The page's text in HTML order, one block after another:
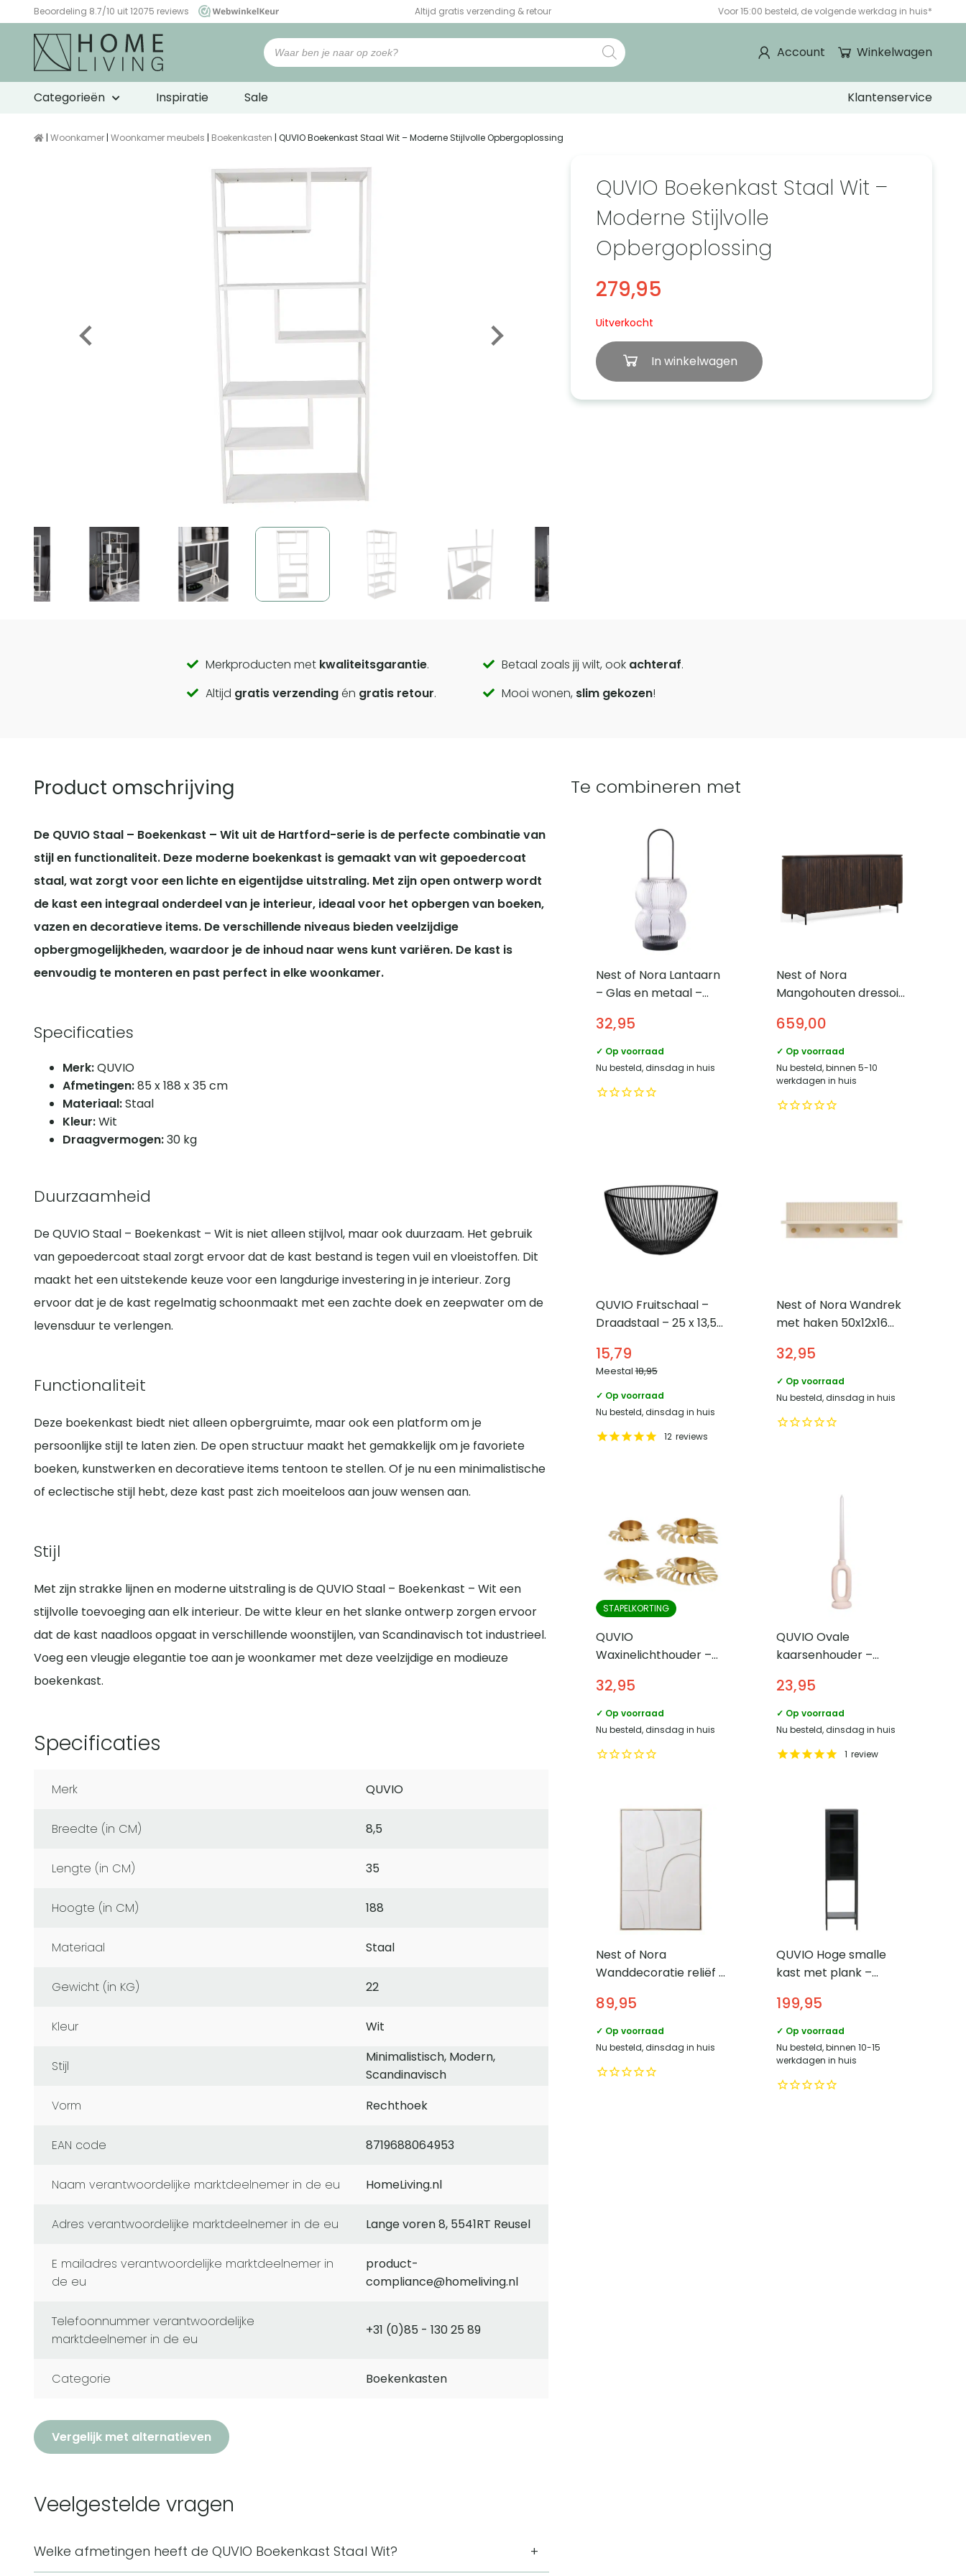
Beoordeling 8.7/10 uit 12075 reviews
WebwinkelKeur
Altijd gratis verzending & retour Voor 15:00 besteld, de volgende werkdag in huis*
Winkelwagen
Account
Categorieën Inspiratie Sale Klantenservice
| Woonkamer | Woonkamer meubels | Boekenkasten | QUVIO Boekenkast Staal Wit – Moderne Stijlvolle Opbergoplossing
QUVIO Boekenkast Staal Wit –
Moderne Stijlvolle
Opbergoplossing
279,95
Uitverkocht
In winkelwagen
Call
to
Merkproducten met kwaliteitsgarantie. Betaal zoals jij wilt, ook achteraf.
Altijd gratis verzendingén gratis retour. Mooi wonen, slim gekozen!
Product omschrijving
De QUVIO Staal – Boekenkast – Wit uit de Hartford-serie is de perfecte combinatie van
stijl en functionaliteit. Deze moderne boekenkast is gemaakt van wit gepoedercoat
staal, wat zorgt voor een lichte en eigentijdse uitstraling. Met zijn open ontwerp wordt
de kast een integraal onderdeel van je interieur, ideaal voor het opbergen van boeken,
vazen en decoratieve items. De verschillende niveaus bieden veelzijdige
opbergmogelijkheden, waardoor je de inhoud naar wens kunt variëren. De kast is
eenvoudig te monteren en past perfect in elke woonkamer.
Specificaties
Merk:QUVIO
Afmetingen:85 x 188 x 35 cm
Materiaal:Staal
Kleur:Wit
Draagvermogen:30 kg
Duurzaamheid
De QUVIO Staal – Boekenkast – Wit is niet alleen stijlvol, maar ook duurzaam. Het gebruik
van gepoedercoat staal zorgt ervoor dat de kast bestand is tegen vuil en vloeistoffen. Dit
maakt het een uitstekende keuze voor een langdurige investering in je interieur. Zorg
ervoor dat je de kast regelmatig schoonmaakt met een zachte doek en zeepwater om de
levensduur te verlengen.
Functionaliteit
Deze boekenkast biedt niet alleen opbergruimte, maar ook een platform om je
persoonlijke stijl te laten zien. De open structuur maakt het gemakkelijk om je favoriete
boeken, kunstwerken en decoratieve items tentoon te stellen. Of je nu een minimalistische
of eclectische stijl hebt, deze kast past zich moeiteloos aan jouw wensen aan.
Stijl
Met zijn strakke lijnen en moderne uitstraling is de QUVIO Staal – Boekenkast – Wit een
stijlvolle toevoeging aan elk interieur. De witte kleur en het slanke ontwerp zorgen ervoor
dat de kast naadloos opgaat in verschillende woonstijlen, van Scandinavisch tot industrieel.
Voeg een vleugje elegantie toe aan je woonkamer met deze veelzijdige en modieuze
boekenkast.
Specificaties
Merk QUVIO
Breedte (in CM) 8,5
Lengte (in CM) 35
Hoogte (in CM) 188
Materiaal Staal
Gewicht (in KG) 22
Kleur Wit
Stijl
Minimalistisch, Modern,
Scandinavisch
Vorm
Rechthoek
EAN code 8719688064953
naam verantwoordelijke marktdeelnemer in de eu HomeLiving.nl
adres verantwoordelijke marktdeelnemer in de eu Lange voren 8, 5541RT Reusel
e mailadres verantwoordelijke marktdeelnemer in
de eu
product-
compliance@homeliving.nl
telefoonnummer verantwoordelijke
marktdeelnemer in de eu
+31 (0)85 - 130 25 89
Categorie Boekenkasten
Vergelijk met alternatieven
Veelgestelde vragen
Welke afmetingen heeft de QUVIO Boekenkast Staal Wit?
Te combineren met
Nest of Nora Lantaarn
– Glas en metaal –
32,95
✓ Op voorraad
Nu besteld, dinsdag in huis
Nest of Nora
Mangohouten dressoir
– 3 deuren –
Donkerbruin
659,00
✓ Op voorraad
Nu besteld, binnen 5-10
werkdagen in huis
QUVIO Fruitschaal –
Draadstaal – 25 x 13,5
15,79
Meestal18,95
✓ Op voorraad
Nu besteld, dinsdag in huis
12 reviews
Nest of Nora Wandrek
met haken 50x12x16
Beige
32,95
✓ Op voorraad
Nu besteld, dinsdag in huis
STAPELKORTING
QUVIO
Waxinelichthouder –
Metaal – Goud
32,95
✓ Op voorraad
Nu besteld, dinsdag in huis
QUVIO Ovale
kaarsenhouder –
Gebroken wit
23,95
✓ Op voorraad
Nu besteld, dinsdag in huis
1 review
Nest of Nora
Wanddecoratie reliëf –
Wit
89,95
✓ Op voorraad
Nu besteld, dinsdag in huis
QUVIO Hoge smalle
kast met plank –
Industrieel Design
199,95
✓ Op voorraad
Nu besteld, binnen 10-15
werkdagen in huis